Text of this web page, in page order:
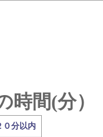
時間(分）
０分以内